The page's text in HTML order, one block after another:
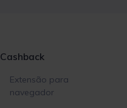
Cashback
Extensão para
navegador